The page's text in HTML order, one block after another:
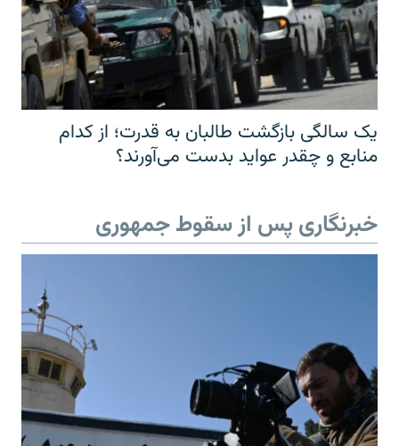
یک سالگی بازگشت طالبان به قدرت؛ از کدام
منابع و چقدر عواید بدست می‌آورند؟
خبرنگاری پس از سقوط جمهوری